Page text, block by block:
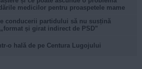
medicilor pentru proaspetele mame
conducerii partidului să nu susțină
și girat indirect de PSD”
o hală de pe Centura Lugojului